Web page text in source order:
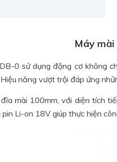
Máy
0 sử dụng động cơ không
năng vượt trội đáp ứng
mài 100mm, với diện tích
Li-on 18V giúp thực hiện